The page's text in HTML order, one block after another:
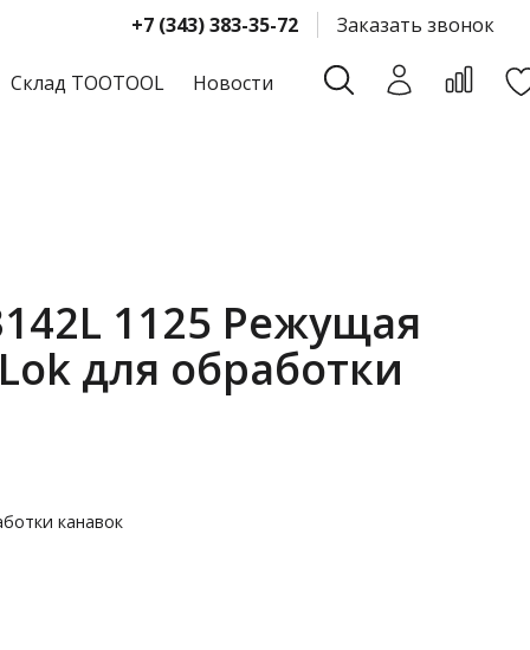
+7 (343) 383-35-72 Заказать звонок
Склад TOOTOOL Новости
1125 Режущая
для обработки
канавок